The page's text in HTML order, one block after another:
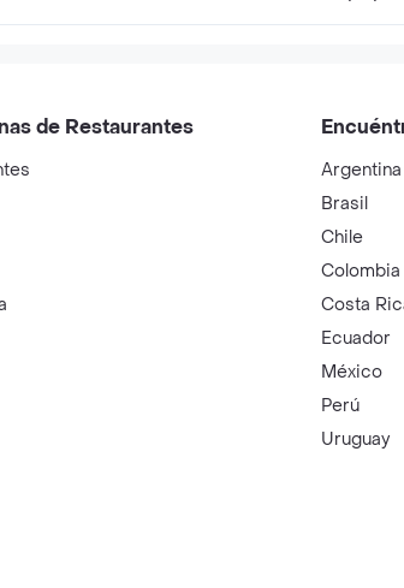
de Restaurantes
Argentina
Brasil
Chile
Colombia
Costa
Ecuador
México
Perú
Uruguay